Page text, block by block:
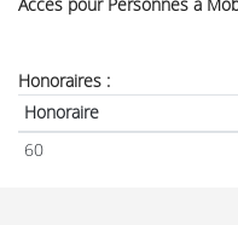
Accès pour Personnes à
Honoraires :
Honoraire
60